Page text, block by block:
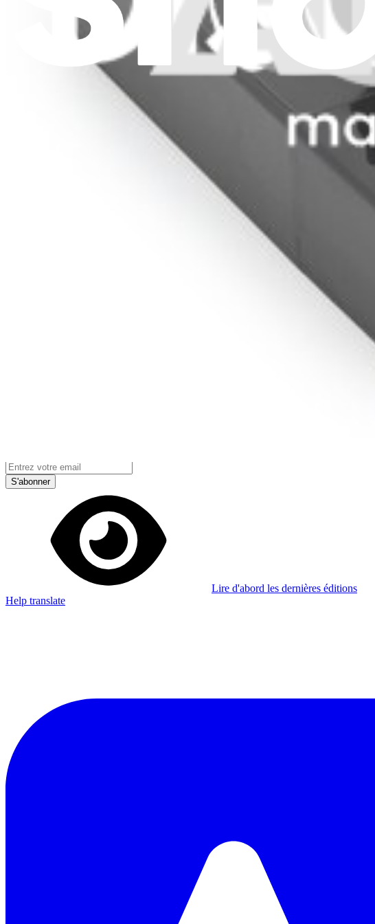
Pour les fabricants
Mentions légales
Accessibilité
Politique de confidentialité
Conditions d’utilisation
Consentement aux cookies
Télécharger l'application
S'abonner
Lire d'abord les dernières éditions
Help translate